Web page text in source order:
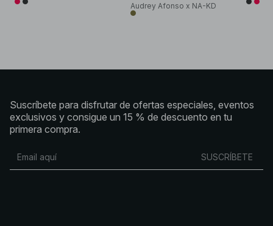
Audrey Afonso x NA-KD
Suscríbete para disfrutar de ofertas especiales, eventos
exclusivos y consigue un 15 % de descuento en tu
primera compra.
SUSCRÍBETE